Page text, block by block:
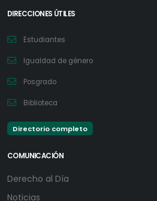
DIRECCIONES ÚTILES
Estudiantes
Igualdad de género
Posgrado
Biblioteca
Directorio completo
COMUNICACIÓN
Derecho al Día
Noticias